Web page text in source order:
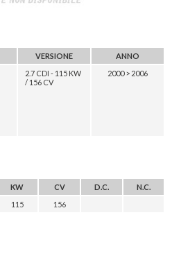
VERSIONE
ANNO
2.7 CDI - 115 KW
/ 156 CV
2000 > 2006
KW CV D.C.
N.C.
115 156